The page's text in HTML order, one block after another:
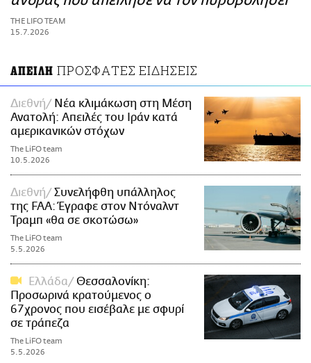
ΑΜΠΑ
PRINT
THE LIFO TEAM
15.7.2026
ΑΠΕΙΛΗ ΠΡΟΣΦΑΤΕΣ ΕΙΔΗΣΕΙΣ
Διεθνή
Νέα κλιμάκωση στη Μέση
Ανατολή: Απειλές του Ιράν κατά
αμερικανικών στόχων
The LiFO team
10.5.2026
Διεθνή
Συνελήφθη υπάλληλος
της FAA: Έγραφε στον Ντόναλντ
Τραμπ «θα σε σκοτώσω»
The LiFO team
5.5.2026
Ελλάδα
Θεσσαλονίκη:
Προσωρινά κρατούμενος ο
67χρονος που εισέβαλε με σφυρί
σε τράπεζα
The LiFO team
5.5.2026